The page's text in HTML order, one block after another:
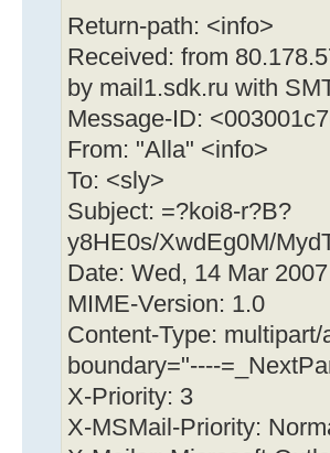
Return-path: <info>
Received: from
by mail1.sdk.ru with
Message-ID:
From: "Alla" <info>
To: <sly>
Subject: =?koi8-r?B?
y8HE0s/XwdEg0M/
Date: Wed, 14 Mar
MIME-Version: 1.0
Content-Type: multipart/
boundary="----
X-Priority: 3
X-MSMail-Priority: